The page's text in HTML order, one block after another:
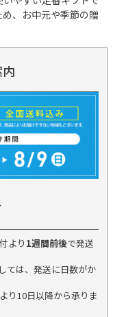
、お中元や季節の贈
より 1週間前後で発送
ては、発送に日数がか
り10日以降から承りま